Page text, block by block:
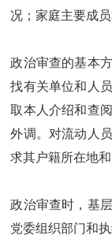
况；家庭主要成
政治审查的基本
找有关单位和人
取本人介绍和查
外调。对流动人
求其户籍所在地
政治审查时，基
党委组织部门和